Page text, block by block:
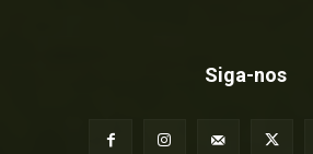
Siga-nos